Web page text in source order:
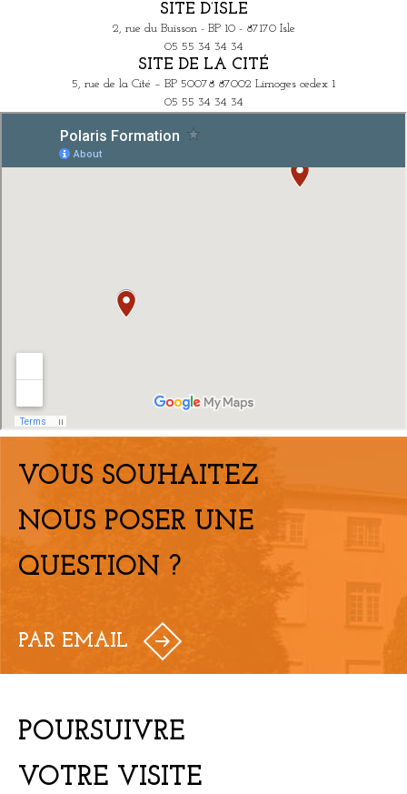
SITE D’ISLE
2, rue du Buisson - BP 10 - 87170 Isle
05 55 34 34 34
SITE DE LA CITÉ
5, rue de la Cité – BP 50078 87002 Limoges cedex 1
05 55 34 34 34
VOUS SOUHAITEZ
NOUS POSER UNE
QUESTION ?
PAR EMAIL
POURSUIVRE
VOTRE VISITE